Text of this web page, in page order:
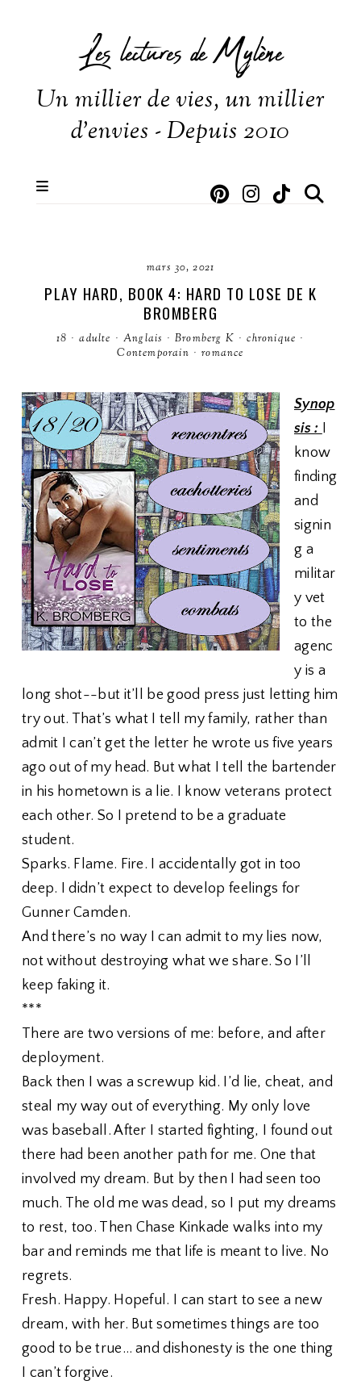
Les lectures de Mylène
Un millier de vies, un millier
d'envies - Depuis 2010
mars 30, 2021
PLAY HARD, BOOK 4: HARD TO LOSE DE K
BROMBERG
18 · adulte · Anglais · Bromberg K · chronique ·
Contemporain · romance
Synop
sis : I
know
finding
and
signin
g a
militar
y vet
to the
agenc
y is a
long shot--but it’ll be good press just letting him
try out. That’s what I tell my family, rather than
admit I can’t get the letter he wrote us five years
ago out of my head. But what I tell the bartender
in his hometown is a lie. I know veterans protect
each other. So I pretend to be a graduate
student.
Sparks. Flame. Fire. I accidentally got in too
deep. I didn’t expect to develop feelings for
Gunner Camden.
And there’s no way I can admit to my lies now,
not without destroying what we share. So I’ll
keep faking it.
***
There are two versions of me: before, and after
deployment.
Back then I was a screwup kid. I’d lie, cheat, and
steal my way out of everything. My only love
was baseball. After I started fighting, I found out
there had been another path for me. One that
involved my dream. But by then I had seen too
much. The old me was dead, so I put my dreams
to rest, too. Then Chase Kinkade walks into my
bar and reminds me that life is meant to live. No
regrets.
Fresh. Happy. Hopeful. I can start to see a new
dream, with her. But sometimes things are too
good to be true… and dishonesty is the one thing
I can’t forgive.